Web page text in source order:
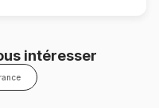
intéresser